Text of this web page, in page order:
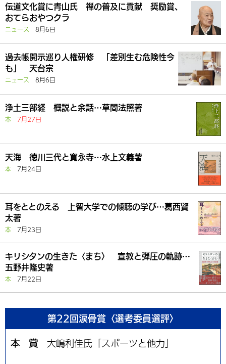
伝道文化賞に青山氏 禅の普及に貢献 奨励賞、
おてらおやつクラ
ニュース 8月6日
過去帳開示巡り人権研修 「差別生む危険性今
も」 天台宗
ニュース 8月6日
浄土三部経 概説と余話…草間法照著
本 7月27日
天海 徳川三代と寛永寺…水上文義著
本 7月24日
耳をととのえる 上智大学での傾聴の学び…葛西賢
太著
本 7月23日
キリシタンの生きた〈まち〉 宣教と弾圧の軌跡…
五野井隆史著
本 7月22日
第22回涙骨賞〈選考委員選評〉
本 賞 大嶋利佳氏「スポーツと他力」